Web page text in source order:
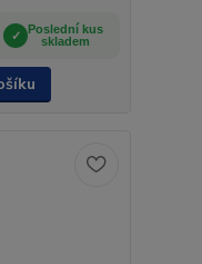
Poslední kus
skladem